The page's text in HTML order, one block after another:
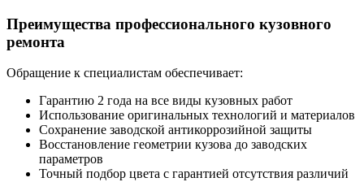
Преимущества профессионального кузовного
ремонта
Обращение к специалистам обеспечивает:
Гарантию 2 года на все виды кузовных работ
Использование оригинальных технологий и материалов
Сохранение заводской антикоррозийной защиты
Восстановление геометрии кузова до заводских
параметров
Точный подбор цвета с гарантией отсутствия различий